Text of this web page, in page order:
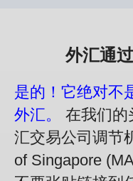
外汇通
是的！它绝对不
外汇。
在我们的
汇交易公司调节
of Singapore